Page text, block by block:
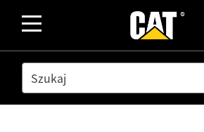
SEARCH